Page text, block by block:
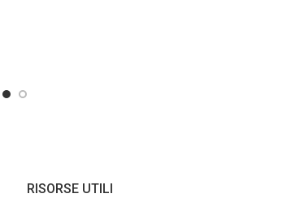
RISORSE UTILI